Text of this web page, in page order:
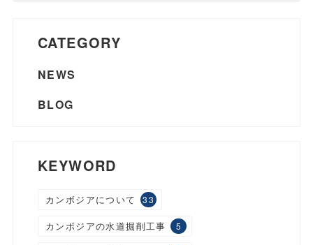
CATEGORY
NEWS
BLOG
KEYWORD
カンボジアについて 33
カンボジアの水道掘削工事 5